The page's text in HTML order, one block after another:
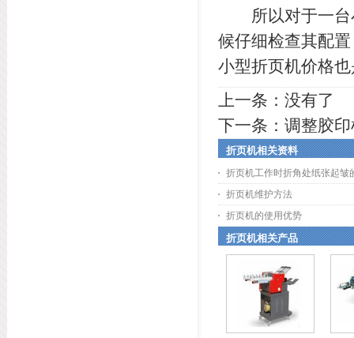
所以对于一台
候仔细检查其配
小型折页机价格
上一条：没有了
下一条： 调整胶
折页机相关资料
折页机工作时折角处纸张起皱
折页机维护方法
折页机的使用优势
折页机相关产品